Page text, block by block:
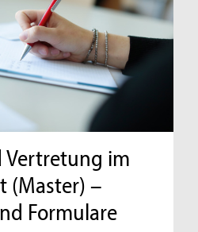
Vertretung im
(Master) –
Formulare